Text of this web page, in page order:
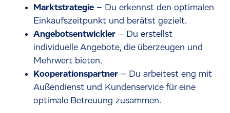
Marktstrategie – Du erkennst den optimalen
Einkaufszeitpunkt und berätst gezielt.
Angebotsentwickler – Du erstellst
individuelle Angebote, die überzeugen und
Mehrwert bieten.
Kooperationspartner – Du arbeitest eng mit
Außendienst und Kundenservice für eine
optimale Betreuung zusammen.